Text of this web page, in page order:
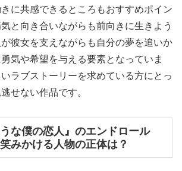
に共感できるところもおすすめポイン
と向き合いながらも前向きに生きよう
彼女を支えながらも自分の夢を追いか
気や希望を与える要素となっていま
ラブストーリーを求めている方にとっ
せない作品です。
な僕の恋人』のエンドロール
みかける人物の正体は？